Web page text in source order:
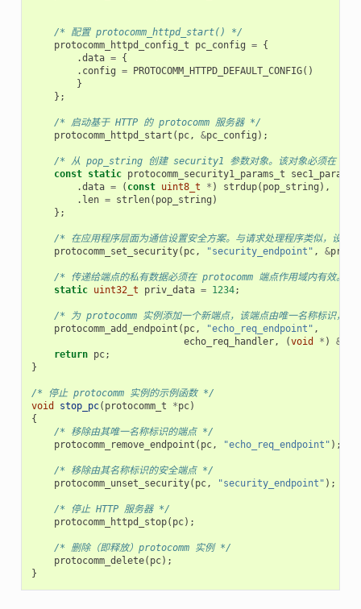
/* 配置 protocomm_httpd_start() */
protocomm_httpd_config_t
pc_config = {
.data = {
. config = PROTOCOMM_HTTPD_DEFAULT_CONFIG()
}
};
/* 启动基于 HTTP 的 protocomm 服务器 */
protocomm_httpd_start ( pc, &pc_config );
/* 从 pop_string 创建 security1 参数对象。该对象必须在
const static protocomm_security1_params_t sec1_params
.data = ( const uint8_t * ) strdup( pop_string ),
. len = strlen( pop_string )
};
/* 在应用程序层面为通信设置安全方案。与请求处理程序类似，设
protocomm_set_security( pc, "security_endpoint" , &
/* 传递给端点的私有数据必须在 protocomm 端点作用域内有效。该
static uint32_t priv_data = 1234;
/* 为 protocomm 实例添加一个新端点，该端点由唯一名称标识，再
protocomm_add_endpoint ( pc, "echo_req_endpoint" ,
echo_req_handler, (void * ) &
return pc;
}
/* 停止 protocomm 实例的示例函数 */
void
stop_pc( protocomm_t *pc)
{
/* 移除由其唯一名称标识的端点 */
protocomm_remove_endpoint ( pc, "echo_req_endpoint" );
/* 移除由其名称标识的安全端点 */
protocomm_unset_security( pc, "security_endpoint" );
/* 停止 HTTP 服务器 */
protocomm_httpd_stop( pc);
/* 删除（即释放）protocomm 实例 */
protocomm_delete( pc);
}